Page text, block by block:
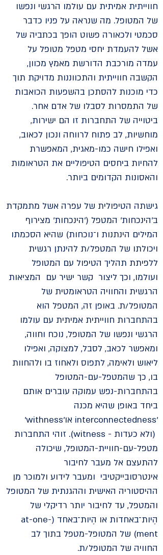
חווייתית אמיתית עם עולמו הרגשי ונפשו
של המטופל. מה שנראה על פניו כדבר
סכמטי ולכאורה פשוט הופך בכתביה של
אשל להעמדת יחסי מטפל מטופל על
עמדה מורכבת הדורשת מאמץ מכוון,
הקשבה חווייתית והתכווננות מדויקת תוך
כדי מוכנות להסתכן בהשפעות הכואבות
של התמסרות לסבלו של אדם אחר.
ביטוייה של התחברות זו הם ישירות,
מוחשיות, לב פתוח לרווחה ונכון לכאוב,
ואפילו חישה כמו-מאגית, המאפשרת
להחיות ביחסים הטיפוליים את הטראומות
והאסונות הקדומים ביותר.
גישתה הטיפולית של עפרה אשל מתמקדת
ב'הינכחות' המטפל ('הינכחות' מצירוף
המילים הינתנות ו־נוכחות) שהיא הסכמתו
ויכולתו של המטפל/ת להינתן רגשית
ללפיתת תהליך הטיפול עם המטופל
ועולמו, וכך ליצור קשר ישיר עם המציאות
הרגשית והחוויה הטראומטית של
המטופל/ת. באופן זה, המטפל הוא
בהתחברות חווייתית אמיתית עם עולמו
הרגשי ונפשו של המטופל, נוכח וחווה,
ומאפשר לכאב, לסבל, למצוקה, ואפילו
ליאוש ולאימה, לתפוס ולאחוז בו ולהחוות
בו, כך שהמטפל-עם-המטופל
בהתחברות-נפש עמוקה עוברים אותם
ביחד באופן שהיא מכנה
'interconnectedness או'withness'
(ולא כעדות - witness). זוהי התחברות
מטפל-עם-חוויית-המטופל, שיכולה
להתעצם אל מעבר לחיבור
אינטרסובייקטיבי ומעבר לידוע ולמוכר מן
ההיסטוריה האישית וההגנתית של המטופל
והמטפל, עד לחיבור יותר רדיקלי של
הֶיות־באחדות או הֶיות־באחד (at-one-
ment) של המטופל-מטפל בתוך לב
החוויה של המטופל/ת.